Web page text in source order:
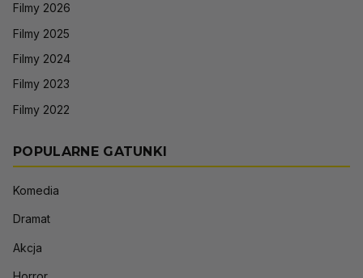
Filmy 2026
Filmy 2025
Filmy 2024
Filmy 2023
Filmy 2022
POPULARNE GATUNKI
Komedia
Dramat
Akcja